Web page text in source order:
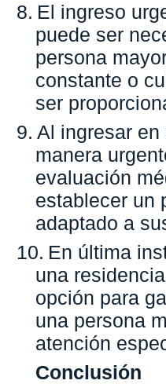
8. El ingreso
puede ser
persona
constante o
ser
9. Al ingresar
manera
evaluación
establecer un
adaptado a
10. En última
una
opción para
una persona
atención
Conclusión